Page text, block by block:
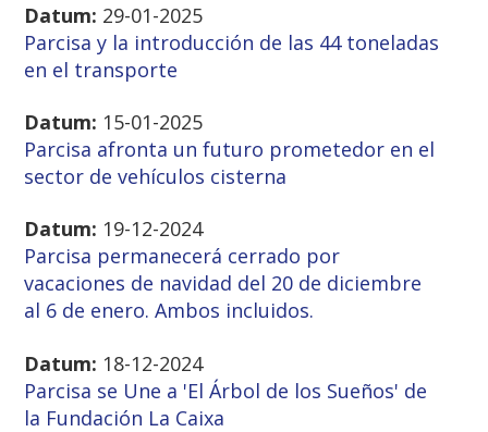
Datum: 29-01-2025
Parcisa y la introducción de las 44 toneladas
en el transporte
Datum: 15-01-2025
Parcisa afronta un futuro prometedor en el
sector de vehículos cisterna
Datum: 19-12-2024
Parcisa permanecerá cerrado por
vacaciones de navidad del 20 de diciembre
al 6 de enero. Ambos incluidos.
Datum: 18-12-2024
Parcisa se Une a 'El Árbol de los Sueños' de
la Fundación La Caixa